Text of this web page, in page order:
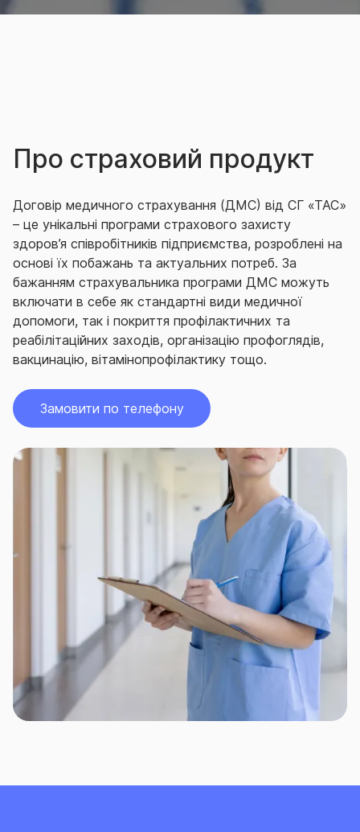
Про страховий продукт
Договір медичного страхування (ДМС) від СГ «ТАС»
– це унікальні програми страхового захисту
здоров’я співробітників підприємства, розроблені на
основі їх побажань та актуальних потреб. За
бажанням страхувальника програми ДМС можуть
включати в себе як стандартні види медичної
допомоги, так і покриття профілактичних та
реабілітаційних заходів, організацію профоглядів,
вакцинацію, вітамінопрофілактику тощо.
Замовити по телефону